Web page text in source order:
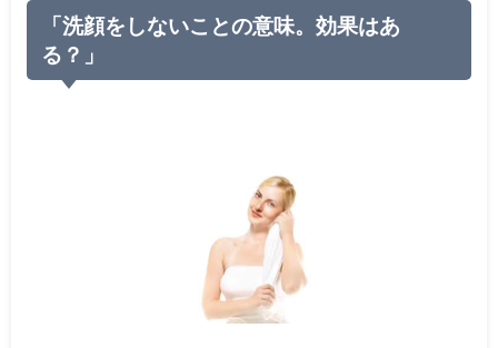
「洗顔をしないことの意味。効果はあ
る？」